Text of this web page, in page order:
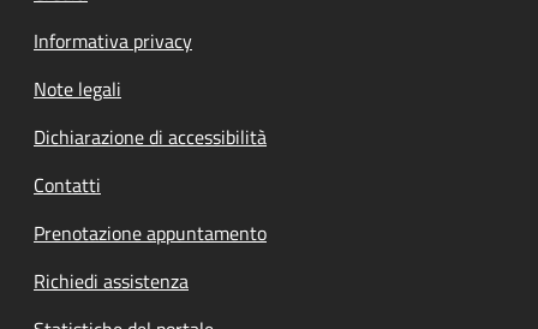
Informativa privacy
Note legali
Dichiarazione di accessibilità
Contatti
Prenotazione appuntamento
Richiedi assistenza